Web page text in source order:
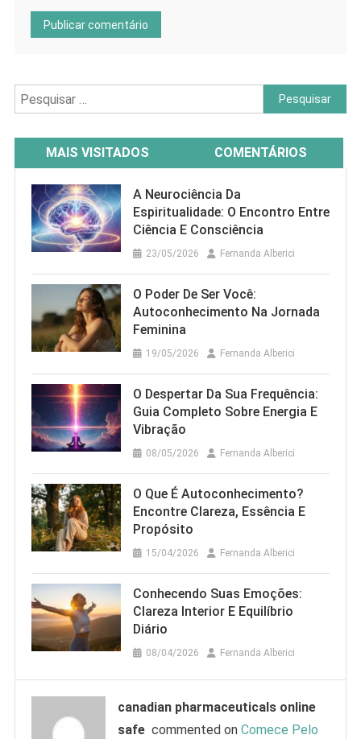
Pesquisar
por:
MAIS VISITADOS COMENTÁRIOS
A Neurociência Da
Espiritualidade: O Encontro Entre
Ciência E Consciência
23/05/2026 Fernanda Alberici
O Poder De Ser Você:
Autoconhecimento Na Jornada
Feminina
19/05/2026 Fernanda Alberici
O Despertar Da Sua Frequência:
Guia Completo Sobre Energia E
Vibração
08/05/2026 Fernanda Alberici
O Que É Autoconhecimento?
Encontre Clareza, Essência E
Propósito
15/04/2026 Fernanda Alberici
Conhecendo Suas Emoções:
Clareza Interior E Equilíbrio
Diário
08/04/2026 Fernanda Alberici
canadian pharmaceuticals online
safe commented onComece Pelo